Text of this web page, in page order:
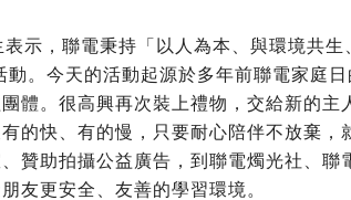
示，聯電秉持「以人為本、與環境共生
動。今天的活動起源於多年前聯電家庭
體。很高興再次裝上禮物，交給新的主
的快、有的慢，只要耐心陪伴不放棄，
贊助拍攝公益廣告，到聯電燭光社、聯
友更安全、友善的學習環境。